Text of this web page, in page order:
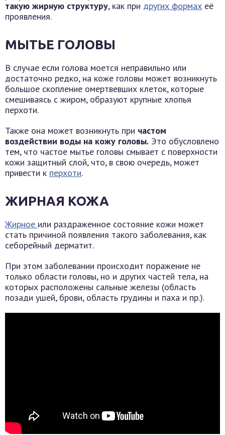
такую жирную структуру, как при других формах её
проявления.
МЫТЬЕ ГОЛОВЫ
В случае если голова моется неправильно или
достаточно редко, на коже головы может возникнуть
большое скопление омертвевших клеток, которые
смешиваясь с жиром, образуют крупные хлопья
перхоти.
Также она может возникнуть при частом
воздействии воды на кожу головы. Это обусловлено
тем, что частое мытье головы смывает с поверхности
кожи защитный слой, что, в свою очередь, может
привести к перхоти.
ЖИРНАЯ КОЖА
Жирное или раздраженное состояние кожи может
стать причиной появления такого заболевания, как
себорейный дерматит.
При этом заболевании происходит поражение не
только области головы, но и других частей тела, на
которых расположены сальные железы (область
позади ушей, брови, область грудины и паха и пр.).